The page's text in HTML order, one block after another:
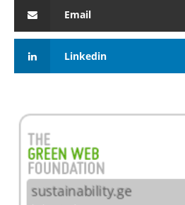
Email
Linkedin